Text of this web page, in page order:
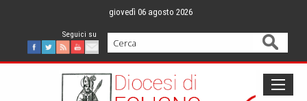
content
giovedì 06 agosto 2026
Facebook
Twitter
FeedYoutube
Mail
Cerca